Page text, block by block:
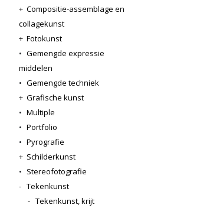
+ Compositie-assemblage en
collagekunst
+ Fotokunst
• Gemengde expressie
middelen
• Gemengde techniek
+ Grafische kunst
• Multiple
• Portfolio
• Pyrografie
+ Schilderkunst
• Stereofotografie
- Tekenkunst
- Tekenkunst, krijt